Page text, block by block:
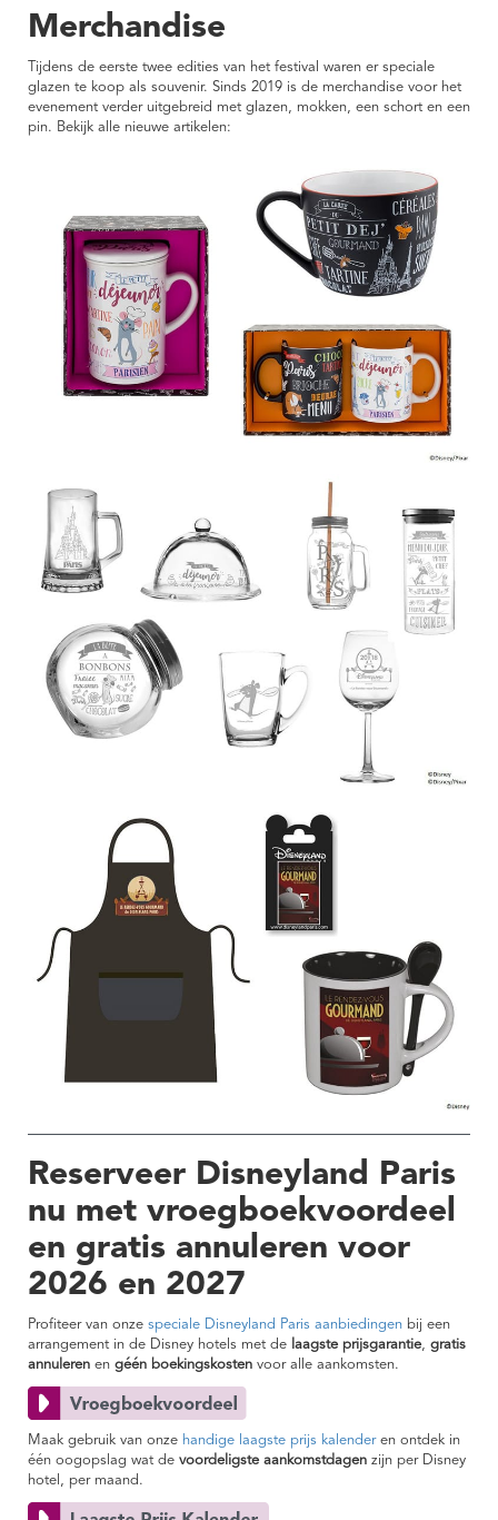
Merchandise
Tijdens de eerste twee edities van het festival waren er speciale
glazen te koop als souvenir. Sinds 2019 is de merchandise voor het
evenement verder uitgebreid met glazen, mokken, een schort en een
pin. Bekijk alle nieuwe artikelen:
Reserveer Disneyland Paris
nu met vroegboekvoordeel
en gratis annuleren voor
2026 en 2027
Profiteer van onze speciale Disneyland Paris aanbiedingen bij een
arrangement in de Disney hotels met de laagste prijsgarantie, gratis
annuleren en géén boekingskosten voor alle aankomsten.
Maak gebruik van onze handige laagste prijs kalenderen ontdek in
één oogopslag wat de voordeligste aankomstdagen zijn per Disney
hotel, per maand.